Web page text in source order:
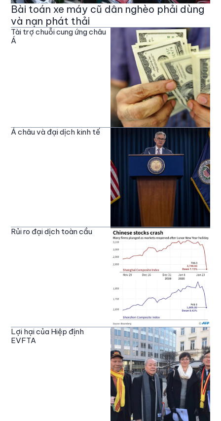
Bài toán xe máy cũ dân nghèo phải dùng
và nạn phát thải
Tài trợ chuỗi cung ứng châu
Á
Á châu và đại dịch kinh tế
Rủi ro đại dịch toàn cầu
Lợi hại của Hiệp định
EVFTA